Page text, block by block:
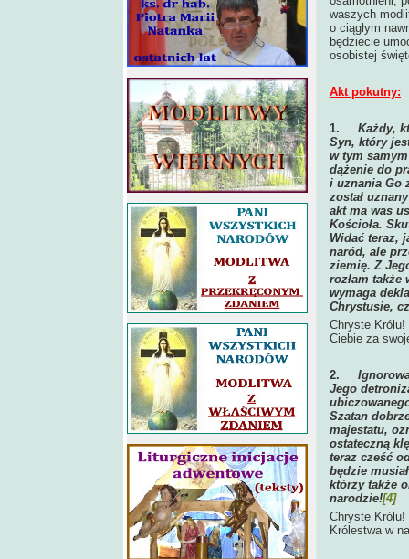
waszych
o ciągłym
będziecie
osobistej
Akt pokutny:
1. Każdy,
Syn, który
w tym
dążenie do
i uznania Go
został
akt ma was
Kościoła.
Widać teraz,
naród, ale
ziemię. Z
rozłam
wymaga
Chrystusie,
Chryste Królu!
Ciebie za
2.
Jego
Szatan
majestatu,
ostateczną
teraz cześć
będzie
którzy także
narodzie![4]
Chryste
Królestwa w